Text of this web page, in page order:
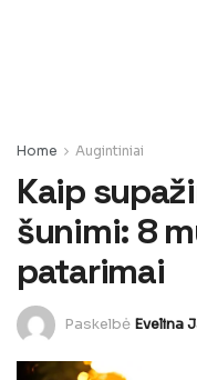
Home Augintiniai
Kaip
šunimi: 8
patarimai
Paskelbė Evelina